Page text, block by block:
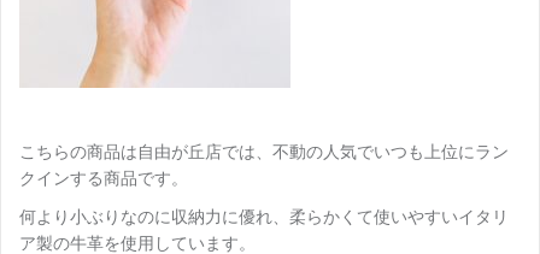
こちらの商品は自由が丘店では、不動の人気でいつも上位にラン
クインする商品です。
何より小ぶりなのに収納力に優れ、柔らかくて使いやすいイタリ
ア製の牛革を使用しています。